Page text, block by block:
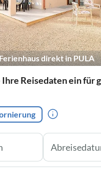
direkt in PULA
Reisedaten ein für